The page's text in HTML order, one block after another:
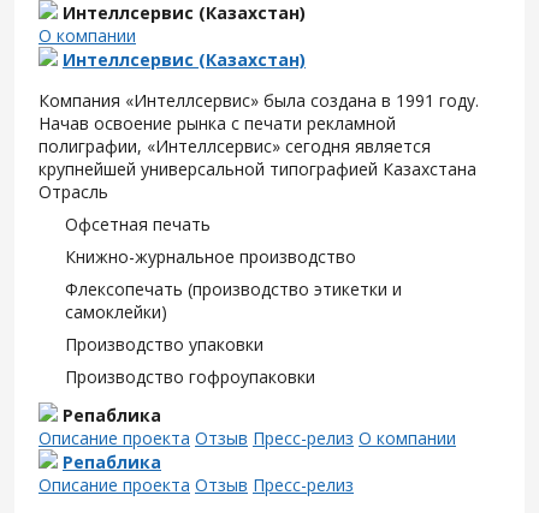
Интеллсервис (Казахстан)
О компании
Интеллсервис (Казахстан)
Компания «Интеллсервис» была создана в 1991 году.
Начав освоение рынка с печати рекламной
полиграфии, «Интеллсервис» сегодня является
крупнейшей универсальной типографией Казахстана
Отрасль
Офсетная печать
Книжно-журнальное производство
Флексопечать (производство этикетки и
самоклейки)
Производство упаковки
Производство гофроупаковки
Репаблика
Описание проекта Отзыв Пресс-релиз О компании
Репаблика
Описание проекта Отзыв Пресс-релиз